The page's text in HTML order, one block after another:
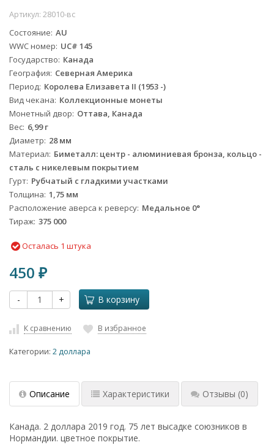
Артикул: 28010-вс
Состояние AU
WWC номер UC# 145
Государство Канада
География Северная Америка
Период Королева Елизавета II (1953 -)
Вид чекана Коллекционные монеты
Монетный двор Оттава, Канада
Вес 6,99 г
Диаметр 28 мм
Материал Биметалл: центр - алюминиевая бронза, кольцо -
сталь с никелевым покрытием
Гурт Рубчатый с гладкими участками
Толщина 1,75 мм
Расположение аверса к реверсу Медальное 0°
Тираж 375 000
Осталась 1 штука
450 ₽
- + В корзину
К сравнению В избранное
Категории: 2 доллара
Описание Характеристики Отзывы (0)
Канада. 2 доллара 2019 год. 75 лет высадке союзников в
Нормандии. цветное покрытие.